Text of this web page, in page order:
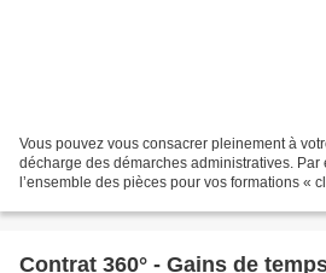
Vous pouvez vous consacrer pleinement à
décharge des démarches administratives. Par
l’ensemble des pièces pour vos formations «
Contrat 360° - Gains de